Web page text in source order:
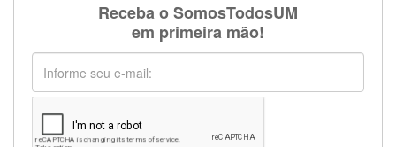
Receba o SomosTodosUM
em primeira mão!